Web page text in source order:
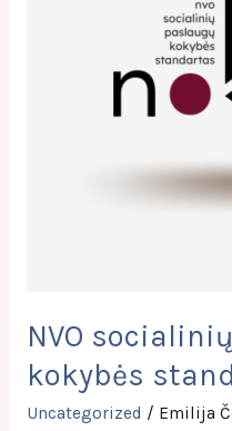
NVO
kokybės
Uncategorized / Emilija